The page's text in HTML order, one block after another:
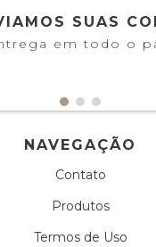
SUAS
em todo o
NAVEGAÇÃO
Contato
Produtos
Termos de Uso